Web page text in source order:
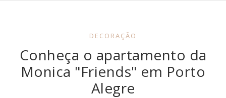
DECORAÇÃO
Conheça o apartamento da
Monica "Friends" em Porto
Alegre